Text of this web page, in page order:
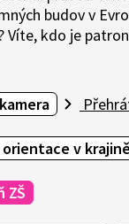
budov v
kdo je
orientace v krajině
ZŠ